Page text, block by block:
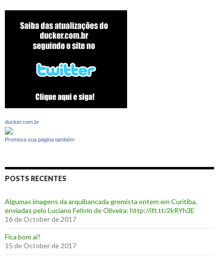
ducker.com.br
Promova sua página também
POSTS RECENTES
Algumas imagens da arquibancada gremista ontem em Curitiba,
enviadas pelo Luciano Feltrin de Oliveira: http://ift.tt/2kRYh3E
16 de October de 2017
‪Fica bom aí?‬
15 de October de 2017